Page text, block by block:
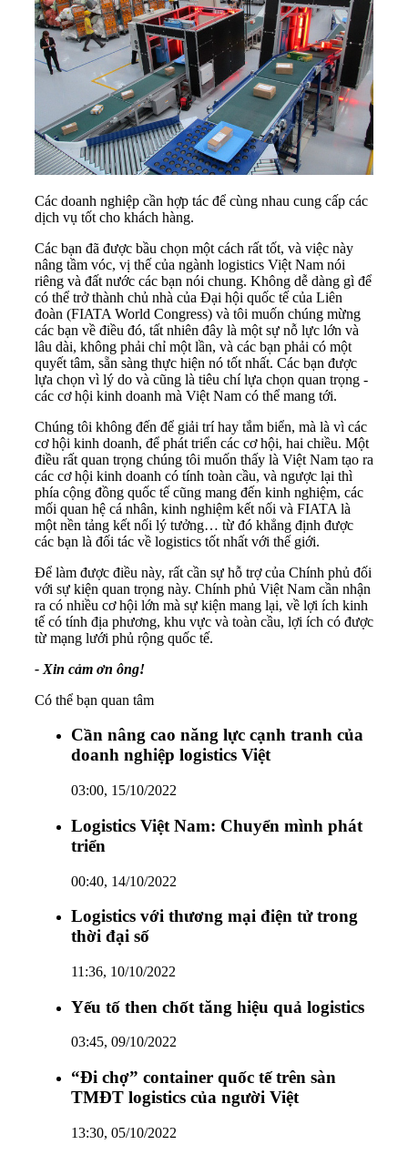
Các doanh nghiệp cần hợp tác để cùng nhau cung cấp các
dịch vụ tốt cho khách hàng.
Các bạn đã được bầu chọn một cách rất tốt, và việc này
nâng tầm vóc, vị thế của ngành logistics Việt Nam nói
riêng và đất nước các bạn nói chung. Không dễ dàng gì để
có thể trở thành chủ nhà của Đại hội quốc tế của Liên
đoàn (FIATA World Congress) và tôi muốn chúng mừng
các bạn về điều đó, tất nhiên đây là một sự nỗ lực lớn và
lâu dài, không phải chỉ một lần, và các bạn phải có một
quyết tâm, sẵn sàng thực hiện nó tốt nhất. Các bạn được
lựa chọn vì lý do và cũng là tiêu chí lựa chọn quan trọng -
các cơ hội kinh doanh mà Việt Nam có thể mang tới.
Chúng tôi không đến để giải trí hay tắm biển, mà là vì các
cơ hội kinh doanh, để phát triển các cơ hội, hai chiều. Một
điều rất quan trọng chúng tôi muốn thấy là Việt Nam tạo ra
các cơ hội kinh doanh có tính toàn cầu, và ngược lại thì
phía cộng đồng quốc tế cũng mang đến kinh nghiệm, các
mối quan hệ cá nhân, kinh nghiệm kết nối và FIATA là
một nền tảng kết nối lý tưởng… từ đó khẳng định được
các bạn là đối tác về logistics tốt nhất với thế giới.
Để làm được điều này, rất cần sự hỗ trợ của Chính phủ đối
với sự kiện quan trọng này. Chính phủ Việt Nam cần nhận
ra có nhiều cơ hội lớn mà sự kiện mang lại, về lợi ích kinh
tế có tính địa phương, khu vực và toàn cầu, lợi ích có được
từ mạng lưới phủ rộng quốc tế.
- Xin cảm ơn ông!
Có thể bạn quan tâm
Cần nâng cao năng lực cạnh tranh của
doanh nghiệp logistics Việt
03:00, 15/10/2022
Logistics Việt Nam: Chuyển mình phát
triển
00:40, 14/10/2022
Logistics với thương mại điện tử trong
thời đại số
11:36, 10/10/2022
Yếu tố then chốt tăng hiệu quả logistics
03:45, 09/10/2022
“Đi chợ” container quốc tế trên sàn
TMĐT logistics của người Việt
13:30, 05/10/2022